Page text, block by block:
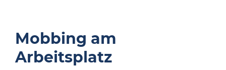
Mobbing am
Arbeitsplatz